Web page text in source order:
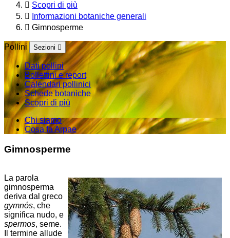
Scopri di più
Informazioni botaniche generali
Gimnosperme
Pollini Sezioni
Dati pollini
Bollettini e report
Calendari pollinici
Schede botaniche
Scopri di più
Chi siamo
Cosa fa Arpae
Gimnosperme
La parola
gimnosperma
deriva dal greco
gymnós, che
significa nudo, e
spermos, seme.
Il termine allude